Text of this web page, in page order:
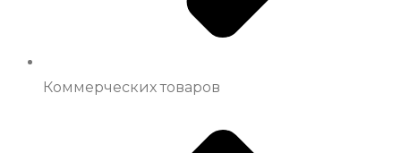
Коммерческих товаров